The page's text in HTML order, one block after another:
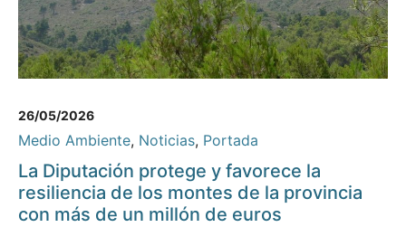
26/05/2026
Medio Ambiente, Noticias, Portada
La Diputación protege y favorece la
resiliencia de los montes de la provincia
con más de un millón de euros